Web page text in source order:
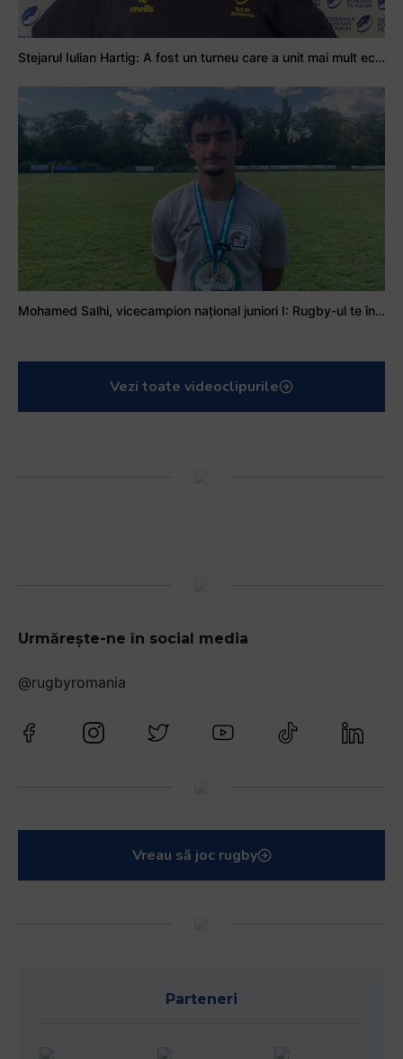
Stejarul Iulian Hartig: A fost un turneu care a unit mai mult echipa
Mohamed Salhi, vicecampion național juniori I: Rugby-ul te învață să accepți și înfrângerile
Vezi toate videoclipurile
Urmărește-ne în social media
@rugbyromania
Vreau să joc rugby
Parteneri